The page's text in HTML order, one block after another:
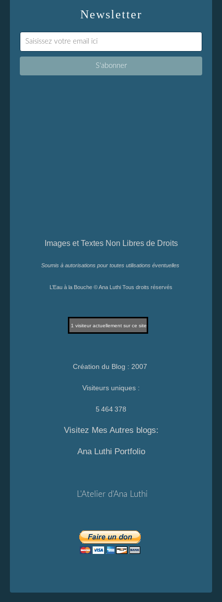
Newsletter
Images et Textes Non Libres de Droits
Soumis à autorisations pour toutes utilisations éventuelles
L’Eau à la Bouche © Ana Luthi Tous droits réservés
1 visiteur actuellement sur ce site
Création du Blog : 2007
Visiteurs uniques :
5 464 378
Visitez Mes Autres blogs:
Ana Luthi Portfolio
L'Atelier d'Ana Luthi